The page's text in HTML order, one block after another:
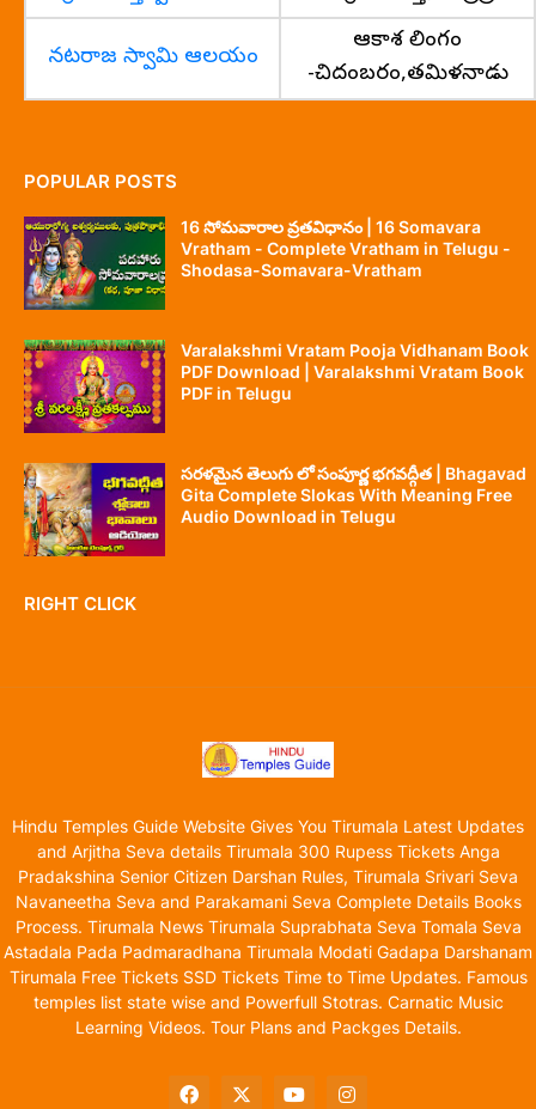
నటరాజ స్వామి ఆలయం
ఆకాశ లింగం
-చిదంబరం,తమిళనాడు
POPULAR POSTS
16 సోమవారాల వ్రతవిధానం | 16 Somavara
Vratham - Complete Vratham in Telugu -
Shodasa-Somavara-Vratham
Varalakshmi Vratam Pooja Vidhanam Book
PDF Download | Varalakshmi Vratam Book
PDF in Telugu
సరళమైన తెలుగు లో సంపూర్ణ భగవద్గీత | Bhagavad
Gita Complete Slokas With Meaning Free
Audio Download in Telugu
RIGHT CLICK
Hindu Temples Guide Website Gives You Tirumala Latest Updates
and Arjitha Seva details Tirumala 300 Rupess Tickets Anga
Pradakshina Senior Citizen Darshan Rules, Tirumala Srivari Seva
Navaneetha Seva and Parakamani Seva Complete Details Books
Process. Tirumala News Tirumala Suprabhata Seva Tomala Seva
Astadala Pada Padmaradhana Tirumala Modati Gadapa Darshanam
Tirumala Free Tickets SSD Tickets Time to Time Updates. Famous
temples list state wise and Powerfull Stotras. Carnatic Music
Learning Videos. Tour Plans and Packges Details.